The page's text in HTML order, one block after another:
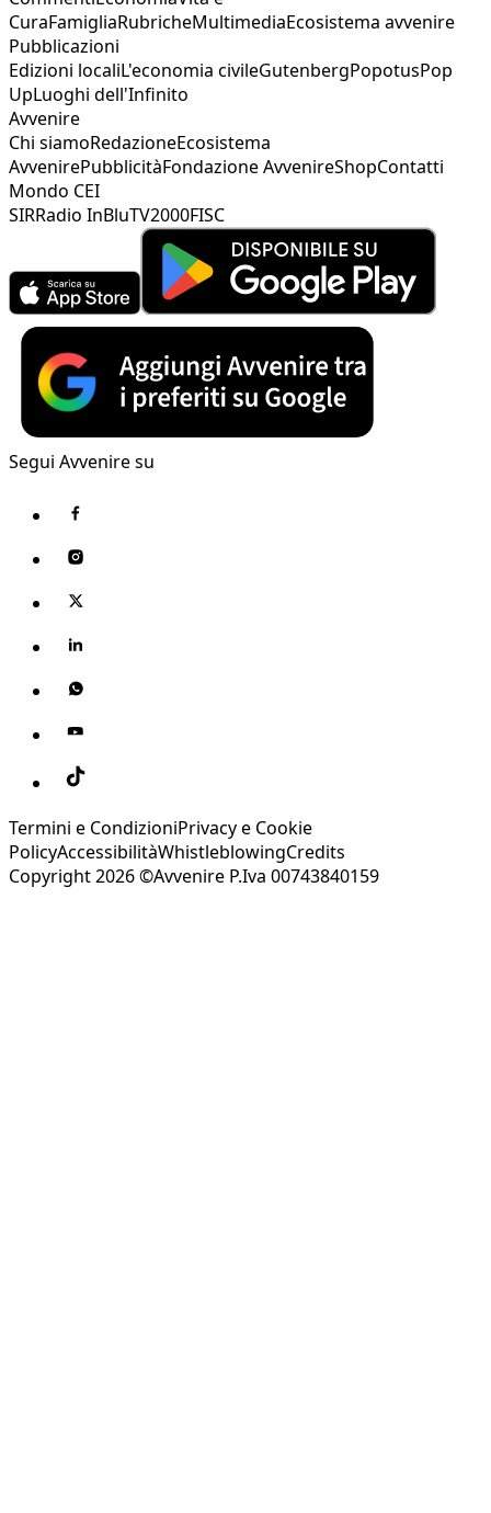
CuraFamigliaRubricheMultimediaEcosistema avvenire
Pubblicazioni
Edizioni localiL'economia civileGutenbergPopotusPop
UpLuoghi dell'Infinito
Avvenire
Chi siamoRedazioneEcosistema
AvvenirePubblicitàFondazione AvvenireShopContatti
Mondo CEI
SIRRadio InBluTV2000FISC
Segui Avvenire su
Termini e CondizioniPrivacy e Cookie
PolicyAccessibilitàWhistleblowingCredits
Copyright 2026 ©Avvenire P.Iva 00743840159